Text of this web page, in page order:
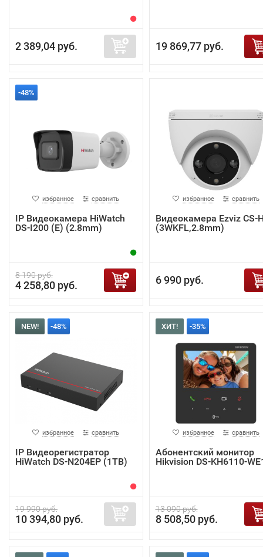
2 389,04 руб. 19 869,77 руб.
-48%
избранное сравнить
IP Видеокамера HiWatch
DS-I200 (E) (2.8mm)
8 190 руб.
4 258,80 руб.
избранное сравнить
Видеокамера Ezviz CS-
(3WKFL,2.8mm)
6 990 руб.
NEW! -48%
избранное сравнить
IP Видеорегистратор
HiWatch DS-N204EP (1TB)
19 990 руб.
10 394,80 руб.
ХИТ! -35%
избранное сравнить
Абонентский монитор
Hikvision DS-KH6110-
13 090 руб.
8 508,50 руб.